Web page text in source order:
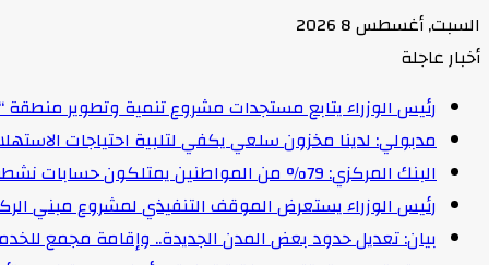
السبت, أغسطس 8 2026
أخبار عاجلة
رئيس الوزراء يتابع مستجدات مشروع تنمية وتطوير منطقة
مدبولي: لدينا مخزون سلعي يكفي لتلبية احتياجات
البنك المركزي: 79% من المواطنين يمتلكون حسابات نشطة تمكنهم من إجراء معاملات مالية
رئيس الوزراء يستعرض الموقف التنفيذي لمشروع مبني الركاب (٤) بمطار القاهرة
بيان: تعديل حدود بعض المدن الجديدة.. وإقامة مجمع للخدمات وعدد 2 قرية